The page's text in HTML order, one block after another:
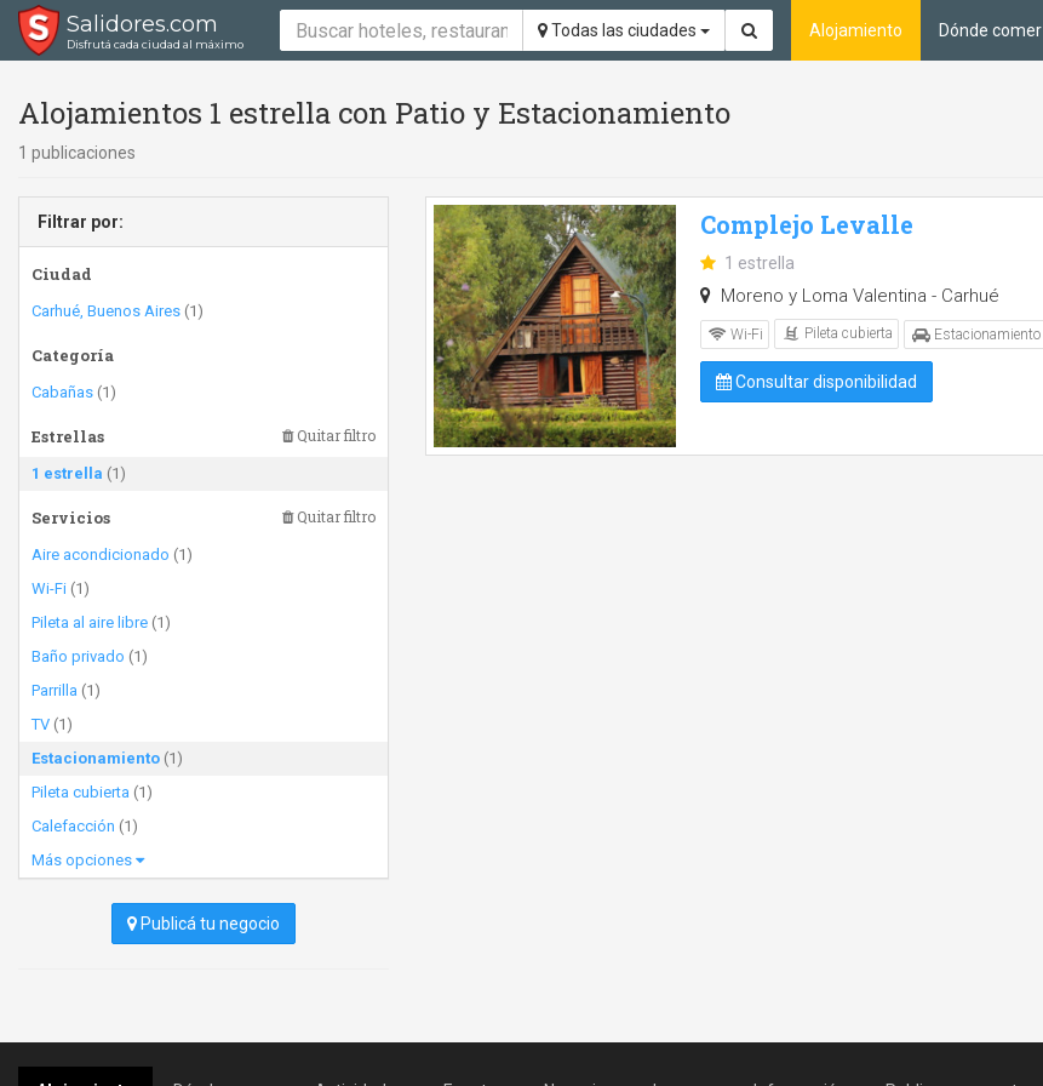
Salidores.com
Disfrutá cada ciudad al máximo
Todas las ciudades Alojamiento Dónde comer
Alojamientos 1 estrella con Patio y Estacionamiento
1 publicaciones
Filtrar por:
Ciudad
Carhué, Buenos Aires (1)
Categoría
Cabañas (1)
Estrellas Quitar filtro
1 estrella (1)
Servicios Quitar filtro
Aire acondicionado (1)
Wi-Fi (1)
Pileta al aire libre (1)
Baño privado (1)
Parrilla (1)
TV (1)
Estacionamiento (1)
Pileta cubierta (1)
Calefacción (1)
Más opciones
Publicá tu negocio
Complejo Levalle
1 estrella
Moreno y Loma Valentina - Carhué
Wi-Fi Pileta cubierta Estacionamiento
Consultar disponibilidad